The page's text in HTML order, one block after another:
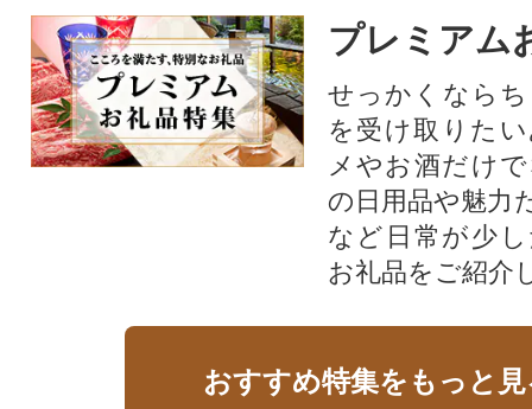
プレミアム
せっかくなら
を受け取りた
メやお酒だけ
の日用品や魅力
など日常が少
お礼品をご紹介
おすすめ特集をもっと